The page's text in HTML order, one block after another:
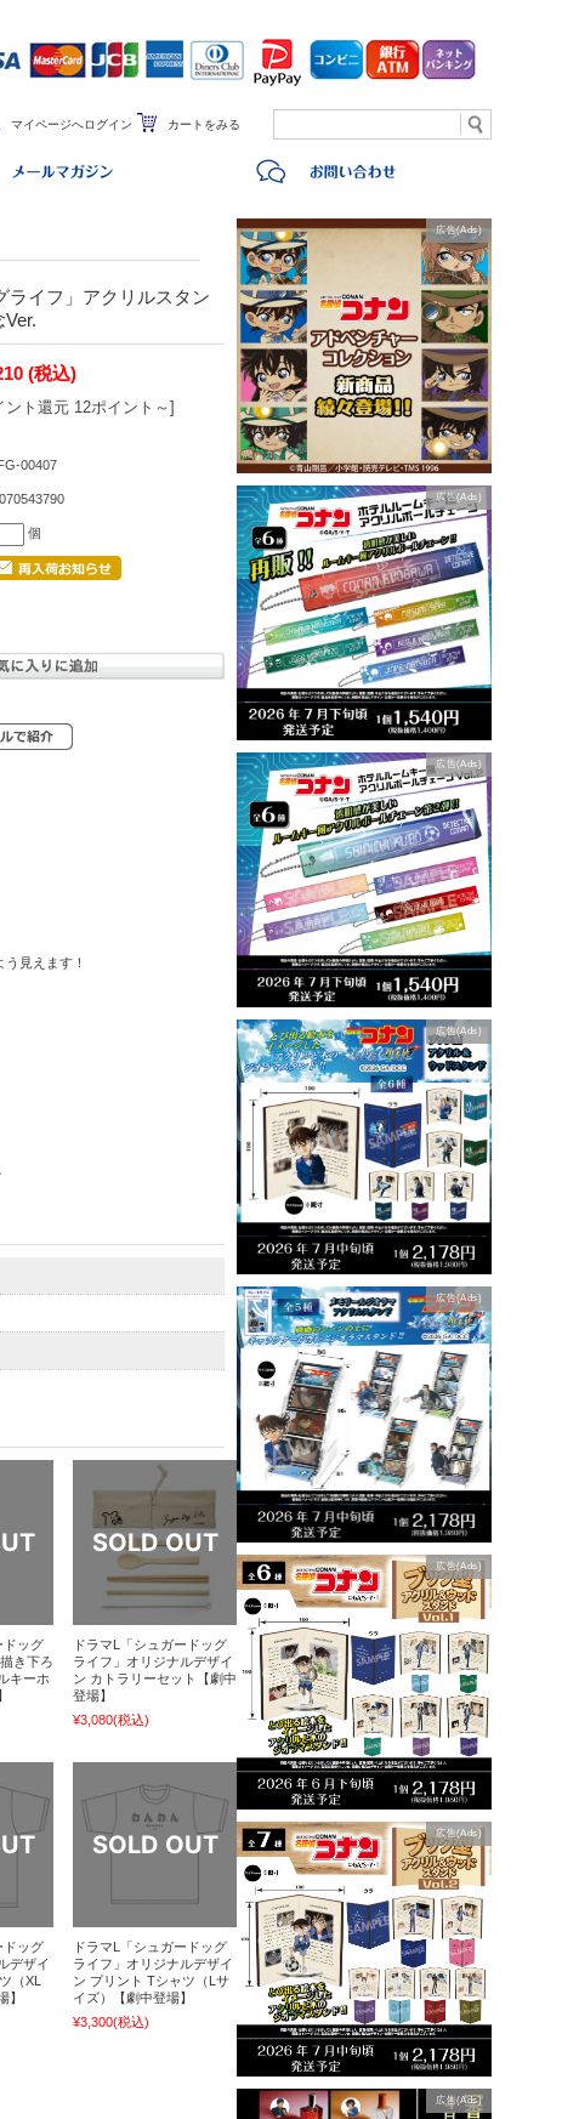
マイページへログイン カートをみる
広告(Ads)
広告(Ads)
広告(Ads)
広告(Ads)
広告(Ads)
広告(Ads)
広告(Ads)
広告(Ads)
ライフ」アクリルスタン
(税込)
ント還元 12ポイント～]
00407
個
見えます！
ドッグ
き下ろ
キーホ
ドラマL「シュガードッグ
ライフ」オリジナルデザイ
ン カトラリーセット【劇中
登場】
¥3,080(税込)
ドッグ
デザイ
（XL
】
ドラマL「シュガードッグ
ライフ」オリジナルデザイ
ン プリント Tシャツ（Lサ
イズ）【劇中登場】
¥3,300(税込)